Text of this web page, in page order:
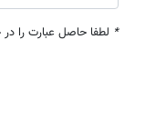
* لطفا حاصل عبارت را